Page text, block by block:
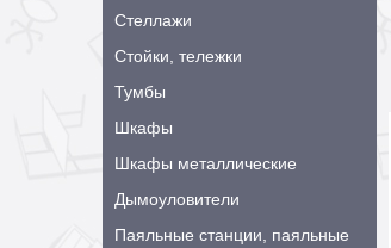
Стеллажи
Стойки, тележки
Тумбы
Шкафы
Шкафы металлические
Дымоуловители
Паяльные станции, паяльные